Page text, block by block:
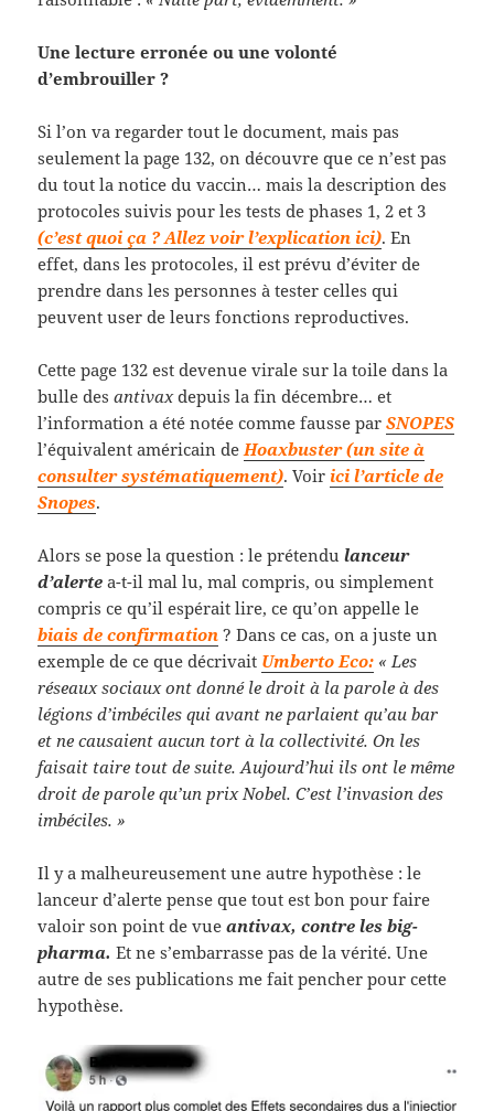
Une lecture erronée ou une volonté
d’embrouiller ?
Si l’on va regarder tout le document, mais pas
seulement la page 132, on découvre que ce n’est pas
du tout la notice du vaccin… mais la description des
protocoles suivis pour les tests de phases 1, 2 et 3
(c’est quoi ça ? Allez voir l’explication ici). En
effet, dans les protocoles, il est prévu d’éviter de
prendre dans les personnes à tester celles qui
peuvent user de leurs fonctions reproductives.
Cette page 132 est devenue virale sur la toile dans la
bulle desantivaxdepuis la fin décembre… et
l’information a été notée comme fausse parSNOPES
l’équivalent américain de Hoaxbuster (un site à
consulter systématiquement). Voir ici l’article de
Snopes.
Alors se pose la question : le prétendulanceur
d’alerte a-t-il mal lu, mal compris, ou simplement
compris ce qu’il espérait lire, ce qu’on appelle le
biais de confirmation ? Dans ce cas, on a juste un
exemple de ce que décrivait Umberto Eco: « Les
réseaux sociaux ont donné le droit à la parole à des
légions d’imbéciles qui avant ne parlaient qu’au bar
et ne causaient aucun tort à la collectivité. On les
faisait taire tout de suite. Aujourd’hui ils ont le même
droit de parole qu’un prix Nobel. C’est l’invasion des
imbéciles. »
Il y a malheureusement une autre hypothèse : le
lanceur d’alerte pense que tout est bon pour faire
valoir son point de vueantivax, contre les big-
pharma. Et ne s’embarrasse pas de la vérité. Une
autre de ses publications me fait pencher pour cette
hypothèse.